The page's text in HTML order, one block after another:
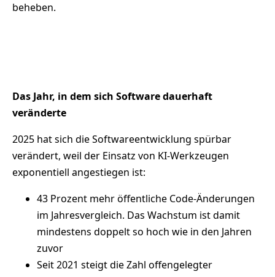
beheben.
Das Jahr, in dem sich Software dauerhaft
veränderte
2025 hat sich die Softwareentwicklung spürbar
verändert, weil der Einsatz von KI-Werkzeugen
exponentiell angestiegen ist:
43 Prozent mehr öffentliche Code-Änderungen
im Jahresvergleich. Das Wachstum ist damit
mindestens doppelt so hoch wie in den Jahren
zuvor
Seit 2021 steigt die Zahl offengelegter